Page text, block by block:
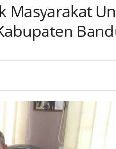
Masyarakat